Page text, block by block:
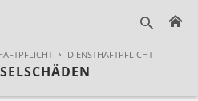
DIENSTHAFTPFLICHT